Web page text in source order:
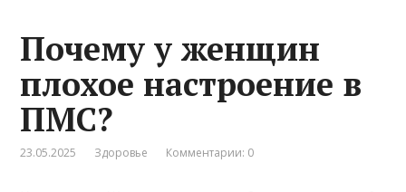
Почему у женщин
плохое настроение в
ПМС?
23.05.2025 Здоровье Комментарии: 0